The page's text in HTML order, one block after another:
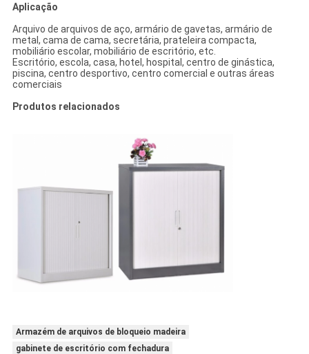
Aplicação
Arquivo de arquivos de aço, armário de gavetas, armário de
metal, cama de cama, secretária, prateleira compacta,
mobiliário escolar, mobiliário de escritório, etc.
Escritório, escola, casa, hotel, hospital, centro de ginástica,
piscina, centro desportivo, centro comercial e outras áreas
comerciais
Produtos relacionados
Armazém de arquivos de bloqueio madeira
gabinete de escritório com fechadura